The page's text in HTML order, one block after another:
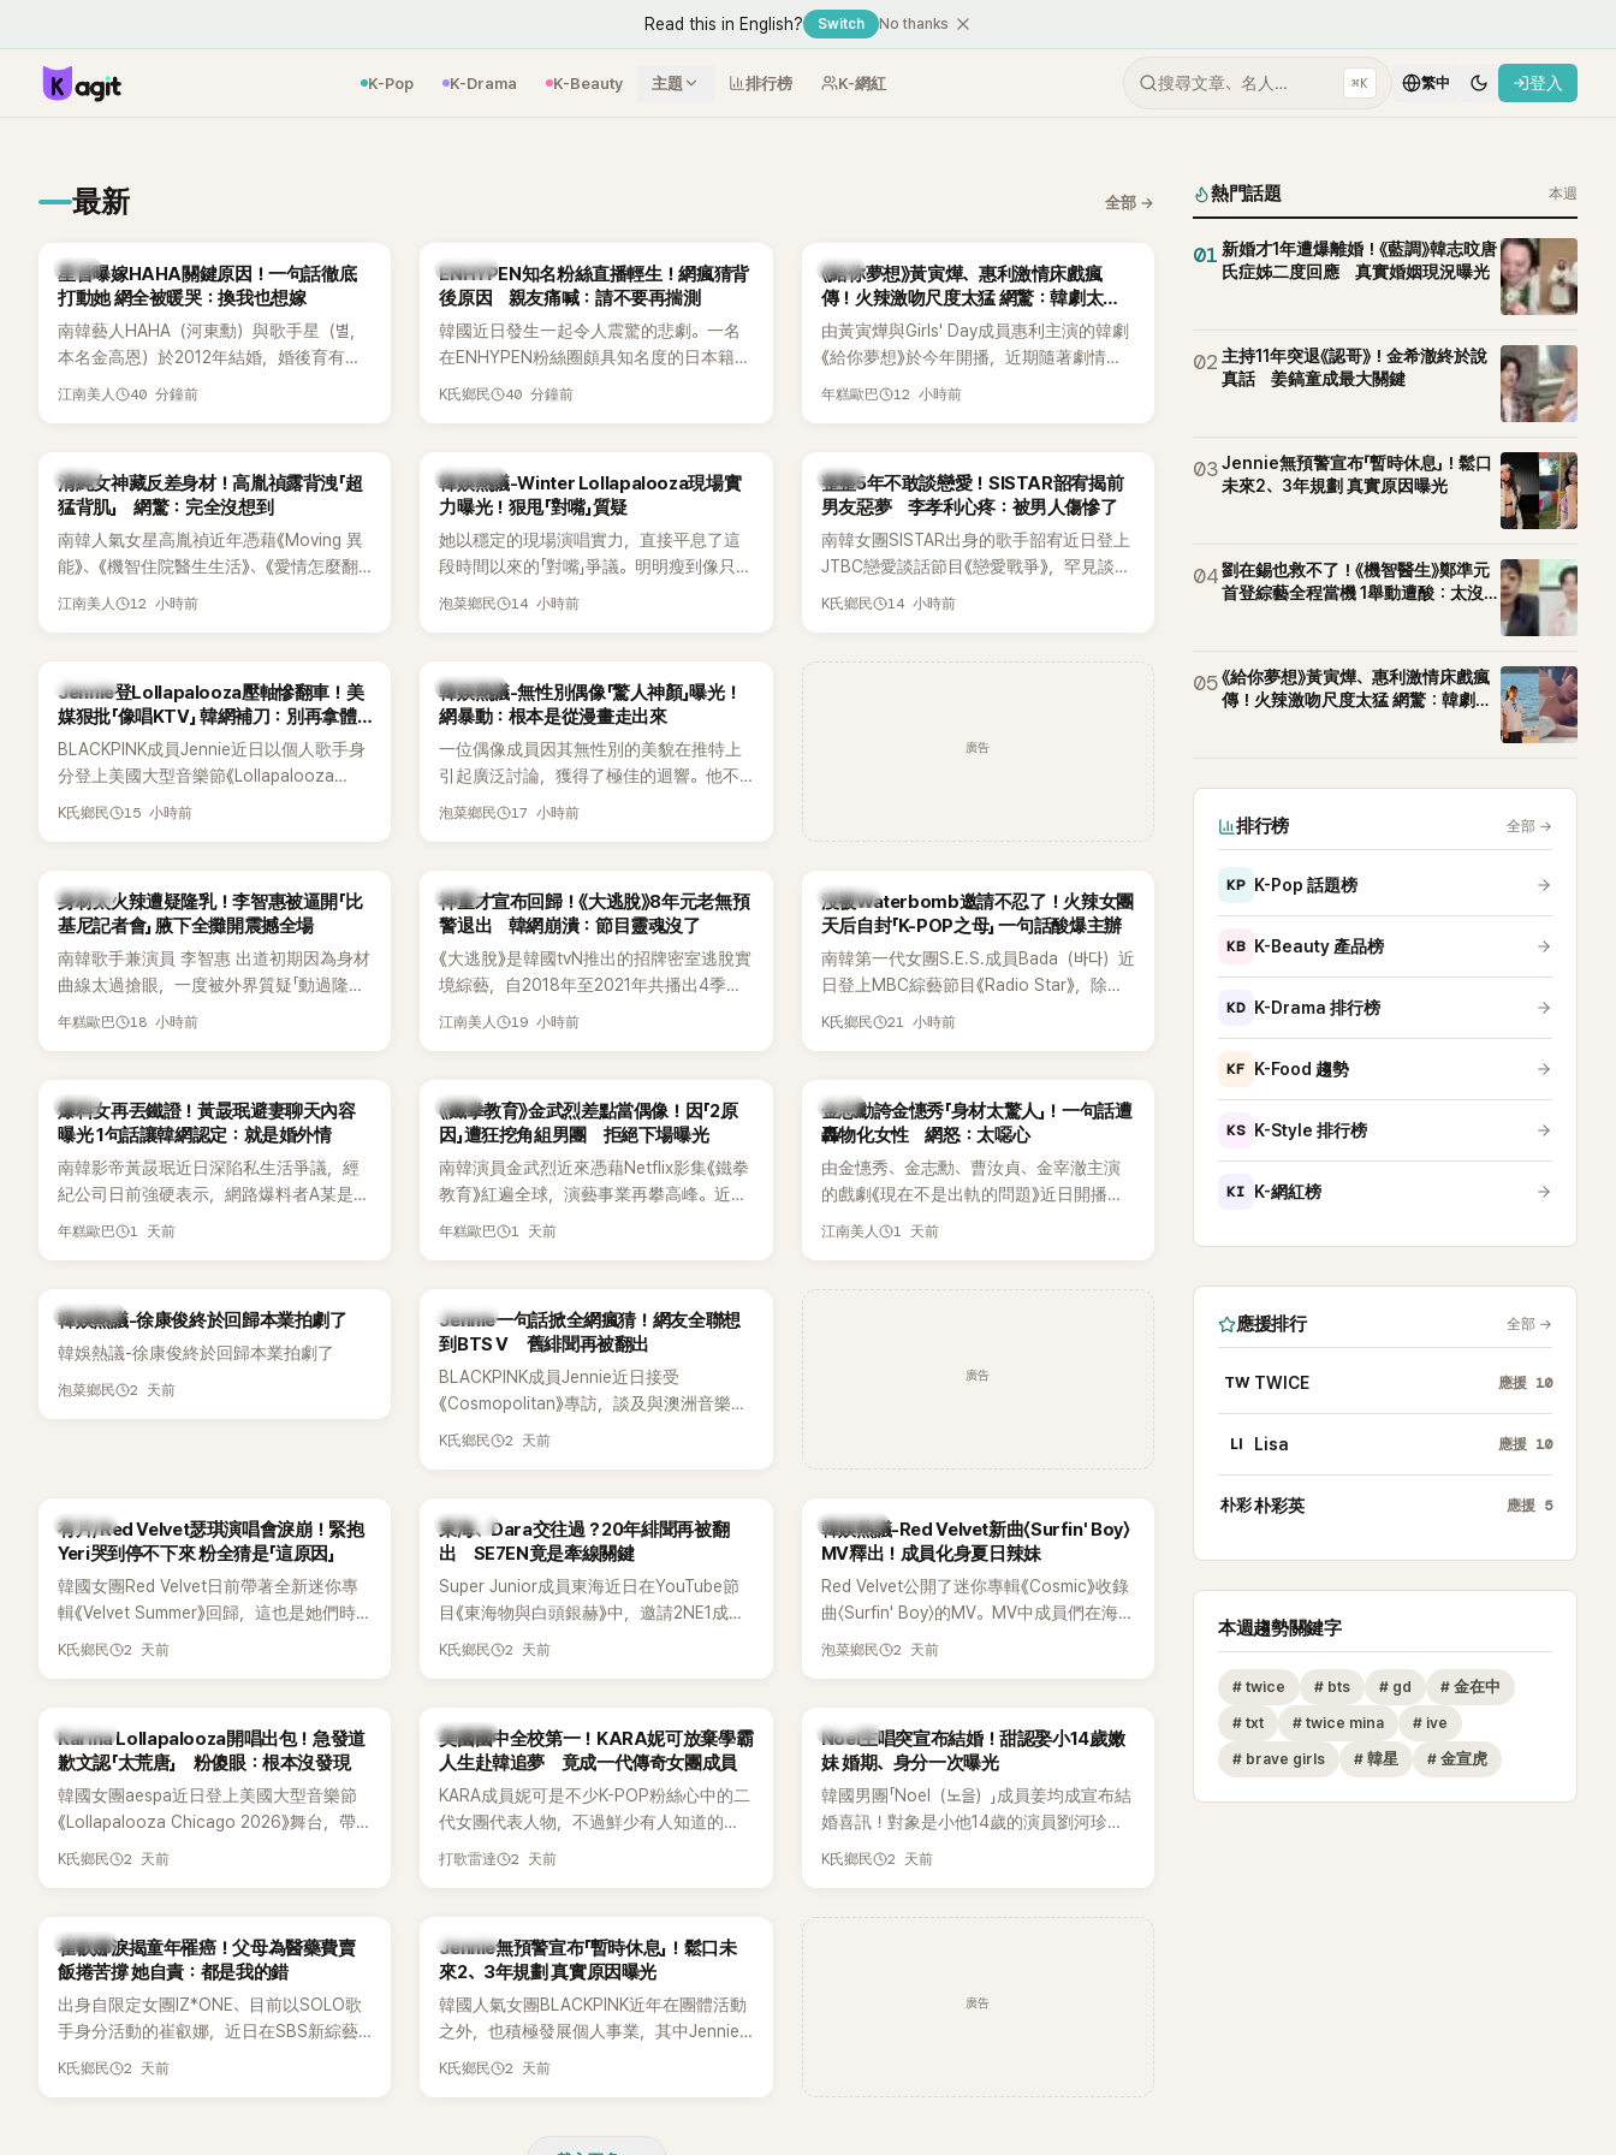
Read this in English? Switch No thanks
K-Pop K-Drama K-Beauty 主題 排行榜 K-網紅 搜尋文章、名人… ⌘K 繁中 登入
最新 全部 →
韓星
星首曝嫁HAHA關鍵原因！一句話徹底
打動她 網全被暖哭：換我也想嫁
南韓藝人HAHA（河東勳）與歌手星（별，
本名金高恩）於2012年結婚，婚後育有兩
子一女，一家五口生活幸福美滿，也是韓
步入婚姻的最大理由。
江南美人 40 分鐘前
K-POP
ENHYPEN知名粉絲直播輕生！網瘋猜背
後原因 親友痛喊：請不要再揣測
韓國近日發生一起令人震驚的悲劇。一名
在ENHYPEN粉絲圈頗具知名度的日本籍女
粉絲，日前在TikTok直播期間輕生，最終
止揣測，盼逝者安息。
K氏鄉民 40 分鐘前
韓劇
《給你夢想》黃寅燁、惠利激情床戲瘋
傳！火辣激吻尺度太猛 網驚：韓劇太敢
拍
由黃寅燁與Girls' Day成員惠利主演的韓劇
《給你夢想》於今年開播，近期隨著劇情進
入高潮，男女主角的感情線快速升溫。最
年糕歐巴 12 小時前
韓星
清純女神藏反差身材！高胤禎露背洩「超
猛背肌」 網驚：完全沒想到
南韓人氣女星高胤禎近年憑藉《Moving 異
能》、《機智住院醫生生活》、《愛情怎麼翻
譯？》、《努力克服自卑的我們》等多部熱門
近況照意外掀起熱議，不是因為仙氣十足
的美貌，而是藏在纖細身材下的超狂背肌
與肩膀線條，反差感十足，讓不少網友看
傻直呼：「原來她身材這麼猛！」
江南美人 12 小時前
熱議討論
韓娛熱議-Winter Lollapalooza現場實
力曝光！狠甩「對嘴」質疑
她以穩定的現場演唱實力，直接平息了這
段時間以來的「對嘴」爭議。明明瘦到像只剩
骨頭，怎麼還能唱出這麼驚人的爆發力和
泡菜鄉民 14 小時前
韓星
整整5年不敢談戀愛！SISTAR韶宥揭前
男友惡夢 李孝利心疼：被男人傷慘了
南韓女團SISTAR出身的歌手韶宥近日登上
JTBC戀愛談話節目《戀愛戰爭》，罕見談及
自己的感情生活，不僅坦言已經整整5年沒
K氏鄉民 14 小時前
K-POP
Jennie登Lollapalooza壓軸慘翻車！美
媒狠批「像唱KTV」 韓網補刀：別再拿體
力當藉口
BLACKPINK成員Jennie近日以個人歌手身
分登上美國大型音樂節《Lollapalooza
Chicago》主舞台，不僅成為首位擔任該音
遭部分網友質疑，就連美國當地媒體也毫
不留情給出負評，甚至形容整場演出「就像
一場豪華KTV」。
K氏鄉民 15 小時前
熱議討論
韓娛熱議-無性別偶像「驚人神顏」曝光！
網暴動：根本是從漫畫走出來
一位偶像成員因其無性別的美貌在推特上
引起廣泛討論，獲得了極佳的迴響。他不
僅外型出眾，舞技也備受讚譽。
泡菜鄉民 17 小時前
廣告
K-POP
身材太火辣遭疑隆乳！李智惠被逼開「比
基尼記者會」 腋下全攤開震撼全場
南韓歌手兼演員 李智惠 出道初期因為身材
曲線太過搶眼，一度被外界質疑「動過隆乳
手術」，最後甚至被公司安排親上火線，召
口回憶這段「隆乳疑雲黑歷史」，話題再度被
翻出來熱議。 2日播出的 SBS 綜藝節目
《我的經紀人太難搞－秘書鎮》，邀請同時
兼顧工作與育兒的演藝圈代表「媽媽群」
——李智惠、李賢怡、李恩亨，以第13位
合，兩人邊搭車邊聊天，氣氛輕鬆。聊到
最近的新聞，李瑞鎮突然直球發問：「妳不
是上新聞了？說妳去做整形？是人中縮短
手術嗎？」一貫犀利又不留情的問法，讓現
會？」直接點名她當年的風波。李智惠聽了
忍不住笑說：「哥怎麼連這個都知道？」李瑞
鎮則回嘴：「那時候新聞鬧那麼大，不知道
才奇怪吧。」一來一往，氣氛反而更加輕
鬆。 談到當年情況，李智惠終於鬆口坦
言，當時確實被質疑動過隆胸手術。她回
自站出來說清楚。 李智惠進一步解釋，當
時隆胸手術幾乎只有「腋下切開」一種方式，
脆把腋下給大家看，證明我根本沒動過。」
一句話說完，全場瞬間炸鍋，來賓又驚又
笑。 事實上，早在 2006 年，李智惠就為
了證明自己沒有「隆乳」，真的召開了一場泳
排攝影機前，面對媒體擺出各種姿勢，畫
面至今仍被網友津津樂道。 這段為平息爭
度被提起，節目現場立刻充滿驚呼聲與笑
聲，也再次讓人見識到她面對流言時「豁出
去」的直率性格。其實她過去也曾在 SBS
節目《脫掉鞋子恢單4Men》 中，親自公開
年糕歐巴 18 小時前
韓星
神童才宣布回歸！《大逃脫》8年元老無預
警退出 韓網崩潰：節目靈魂沒了
《大逃脫》是韓國tvN推出的招牌密室逃脫實
境綜藝，自2018年至2021年共播出4季，
由鄭鍾淵PD打造完整的「大逃脫宇宙
江南美人 19 小時前
K-POP
沒被Waterbomb邀請不忍了！火辣女團
天后自封「K-POP之母」 一句話酸爆主辦
南韓第一代女團S.E.S.成員Bada（바다）近
日登上MBC綜藝節目《Radio Star》，除了
分享近況，還罕見公開向夏季音樂節
根本只是懂了皮毛。」一番話笑翻全場，也
引發網友熱議。
K氏鄉民 21 小時前
韓星
爆料女再丟鐵證！黃晸珉避妻聊天內容
曝光 1句話讓韓網認定：就是婚外情
南韓影帝黃晸珉近日深陷私生活爭議，經
紀公司日前強硬表示，網路爆料者A某是涉
嫌長期跟蹤黃晸珉的嫌疑人，已採取法律
「雙向互動」，並非外界所稱的單方面騷擾。
年糕歐巴 1 天前
韓星
《鐵拳教育》金武烈差點當偶像！因「2原
因」遭狂挖角組男團 拒絕下場曝光
南韓演員金武烈近來憑藉Netflix影集《鐵拳
教育》紅遍全球，演藝事業再攀高峰。近日
被爆出一段鮮為人知的出道祕辛，原來他
年糕歐巴 1 天前
韓星
金志勳誇金憓秀「身材太驚人」！一句話遭
轟物化女性 網怒：太噁心
由金憓秀、金志勳、曹汝貞、金宰澈主演
的戲劇《現在不是出軌的問題》近日開播，
為宣傳新作品，四位主演一同出演
江南美人 1 天前
熱議討論
韓娛熱議-徐康俊終於回歸本業拍劇了
韓娛熱議-徐康俊終於回歸本業拍劇了
泡菜鄉民 2 天前
K-POP
Jennie一句話掀全網瘋猜！網友全聯想
到BTS V 舊緋聞再被翻出
BLACKPINK成員Jennie近日接受
《Cosmopolitan》專訪，談及與澳洲音樂人
Tame Impala合作推出〈Dracula（JENNIE
K氏鄉民 2 天前
廣告
K-POP
有片/Red Velvet瑟琪演唱會淚崩！緊抱
Yeri哭到停不下來 粉全猜是「這原因」
韓國女團Red Velvet日前帶著全新迷你專
輯《Velvet Summer》回歸，這也是她們時
隔2年再度推出新作品。為慶祝出道12週
度落淚，令人相當心疼。
K氏鄉民 2 天前
K-POP
東海、Dara交往過？20年緋聞再被翻
出 SE7EN竟是牽線關鍵
Super Junior成員東海近日在YouTube節
目《東海物與白頭銀赫》中，邀請2NE1成員
Dara擔任嘉賓。兩人不僅回憶出道前的青
K氏鄉民 2 天前
熱議討論
韓娛熱議-Red Velvet新曲〈Surfin' Boy〉
MV釋出！成員化身夏日辣妹
Red Velvet公開了迷你專輯《Cosmic》收錄
曲〈Surfin' Boy〉的MV。MV中成員們在海邊
享受夏日，展現了清爽活潑的魅力。
泡菜鄉民 2 天前
K-POP
Karina Lollapalooza開唱出包！急發道
歉文認「太荒唐」 粉傻眼：根本沒發現
韓國女團aespa近日登上美國大型音樂節
《Lollapalooza Chicago 2026》舞台，帶
來多首代表作與新歌演出，現場氣氛嗨
K氏鄉民 2 天前
K-POP
美國國中全校第一！KARA妮可放棄學霸
人生赴韓追夢 竟成一代傳奇女團成員
KARA成員妮可是不少K-POP粉絲心中的二
代女團代表人物，不過鮮少有人知道的
是，她其實不只是舞台上的人氣偶像，更
友熱議。
打歌雷達 2 天前
K-POP
Noel主唱突宣布結婚！甜認娶小14歲嫩
妹 婚期、身分一次曝光
韓國男團「Noel（노을）」成員姜均成宣布結
婚喜訊！對象是小他14歲的演員劉河珍
（유하진 音譯），兩人將於10月30日在首
K氏鄉民 2 天前
K-POP
崔叡娜淚揭童年罹癌！父母為醫藥費賣
飯捲苦撐 她自責：都是我的錯
出身自限定女團IZ*ONE、目前以SOLO歌
手身分活動的崔叡娜，近日在SBS新綜藝
《我的餘生戀愛》（내 남은 연애）中，首度談
K氏鄉民 2 天前
K-POP
Jennie無預警宣布「暫時休息」！鬆口未
來2、3年規劃 真實原因曝光
韓國人氣女團BLACKPINK近年在團體活動
之外，也積極發展個人事業，其中Jennie
即將推出全新個人專輯，近期更陸續在演
K氏鄉民 2 天前
廣告
熱門話題 本週
01 新婚才1年遭爆離婚！《藍調》韓志旼唐
氏症姊二度回應 真實婚姻現況曝光
02 主持11年突退《認哥》！金希澈終於說
真話 姜鎬童成最大關鍵
03Jennie無預警宣布「暫時休息」！鬆口
未來2、3年規劃 真實原因曝光
04劉在錫也救不了！《機智醫生》鄭準元
首登綜藝全程當機 1舉動遭酸：太沒誠
05《給你夢想》黃寅燁、惠利激情床戲瘋
傳！火辣激吻尺度太猛 網驚：韓劇太
排行榜 全部 →
KP K-Pop 話題榜
KB K-Beauty 產品榜
KD K-Drama 排行榜
KF K-Food 趨勢
KS K-Style 排行榜
KI K-網紅榜
應援排行 全部 →
TW TWICE 應援 10
LI Lisa 應援 10
朴彩朴彩英 應援 5
本週趨勢關鍵字
# twice # bts # gd # 金在中
# txt # twice mina # ive
# brave girls # 韓星 # 金宣虎